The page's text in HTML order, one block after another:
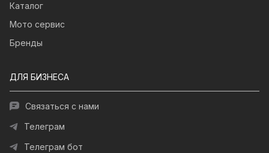
Каталог
Мото сервис
Бренды
ДЛЯ БИЗНЕСА
Связаться с нами
Телеграм
Телеграм бот